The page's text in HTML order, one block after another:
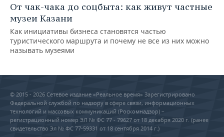
От чак-чака до соцбыта: как живут частные
музеи Казани
Как инициативы бизнеса становятся частью
туристического маршрута и почему не все из них можно
называть музеями
© 2015 - 2026 Сетевое издание «Реальное время» Зарегистрировано
Федеральной службой по надзору в сфере связи, информационных
технологий и массовых коммуникаций (Роскомнадзор) –
регистрационный номер ЭЛ № ФС 77 - 79627 от 18 декабря 2020 г. (ранее
свидетельство Эл № ФС 77-59331 от 18 сентября 2014 г.)